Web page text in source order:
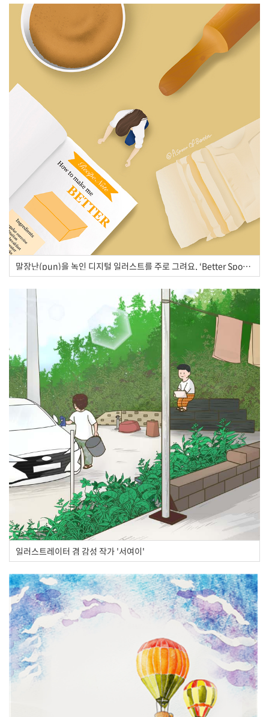
말장난(pun)을 녹인 디지털 일러스트를 주로 그려요, ‘Better Spoon’
일러스트레이터 겸 감성 작가 '서여이'